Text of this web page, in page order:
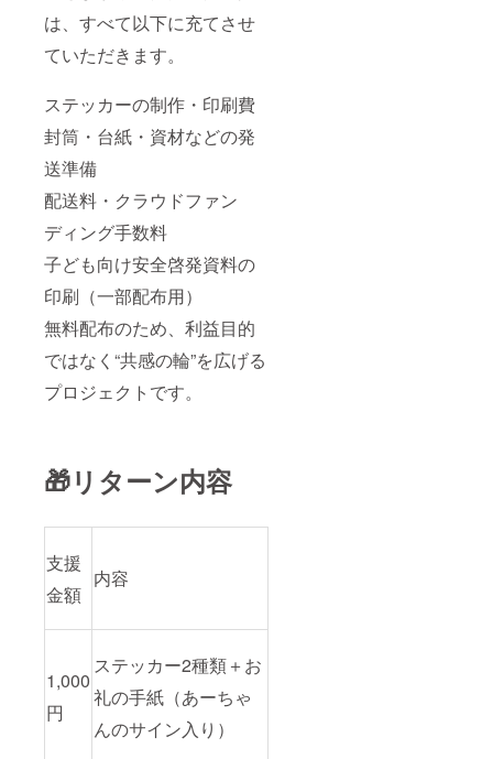
は、すべて以下に充てさせ
ていただきます。
ステッカーの制作・印刷費
封筒・台紙・資材などの発
送準備
配送料・クラウドファン
ディング手数料
子ども向け安全啓発資料の
印刷（一部配布用）
無料配布のため、利益目的
ではなく“共感の輪”を広げる
プロジェクトです。
🎁リターン内容
支援
金額
内容
1,000
円
ステッカー2種類＋お
礼の手紙（あーちゃ
んのサイン入り）